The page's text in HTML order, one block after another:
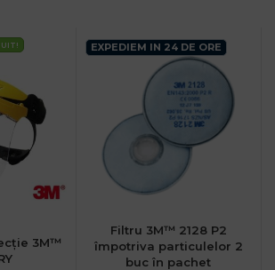
3M™
EXPEDIEM IN 24 DE ORE
Filtru 3M™ 2128 P2
împotriva particulelor 2
buc în pachet